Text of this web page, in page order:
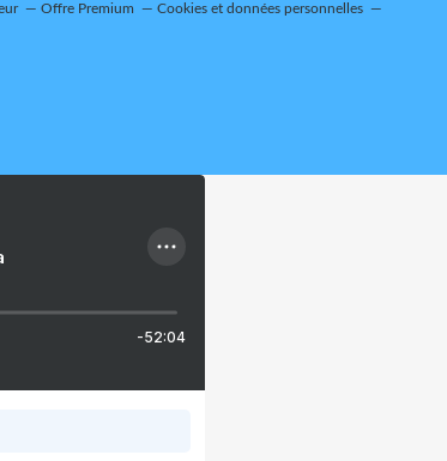
Offre Premium Cookies et données personnelles
-52:04